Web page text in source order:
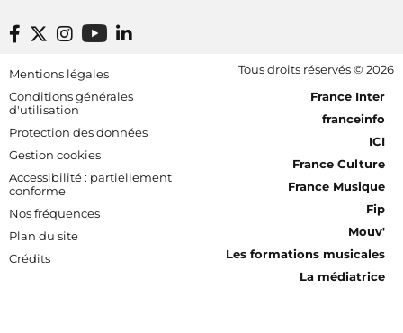
Footer bottom
Mentions légales
Conditions générales
d'utilisation
Protection des données
Gestion cookies
Accessibilité : partiellement
conforme
Nos fréquences
Plan du site
Crédits
Tous droits réservés © 2026
[RDF] Pied de page - Mobile
France Inter
franceinfo
ICI
France Culture
France Musique
Fip
Mouv'
Les formations musicales
La médiatrice